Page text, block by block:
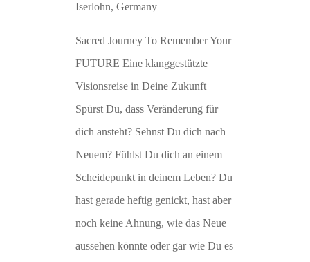
Iserlohn, Germany
Sacred Journey To Remember Your
FUTURE Eine klanggestützte
Visionsreise in Deine Zukunft
Spürst Du, dass Veränderung für
dich ansteht? Sehnst Du dich nach
Neuem? Fühlst Du dich an einem
Scheidepunkt in deinem Leben? Du
hast gerade heftig genickt, hast aber
noch keine Ahnung, wie das Neue
aussehen könnte oder gar wie Du es